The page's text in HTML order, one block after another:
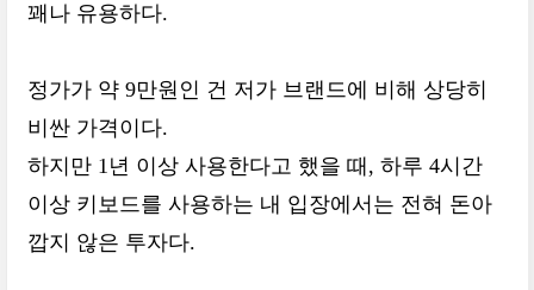
꽤나 유용하다.
정가가 약 9만원인 건 저가 브랜드에 비해 상당히
비싼 가격이다.
하지만 1년 이상 사용한다고 했을 때, 하루 4시간
이상 키보드를 사용하는 내 입장에서는 전혀 돈아
깝지 않은 투자다.